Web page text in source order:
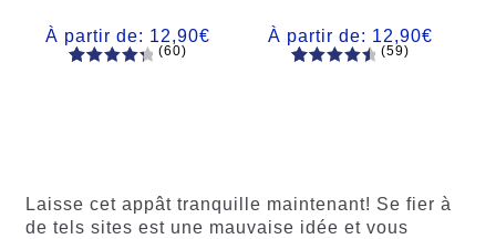
À partir de: 12,90€
client
(60)
À partir de: 12,90€
(59)
Laisse cet appât tranquille maintenant! Se fier à
de tels sites est une mauvaise idée et vous